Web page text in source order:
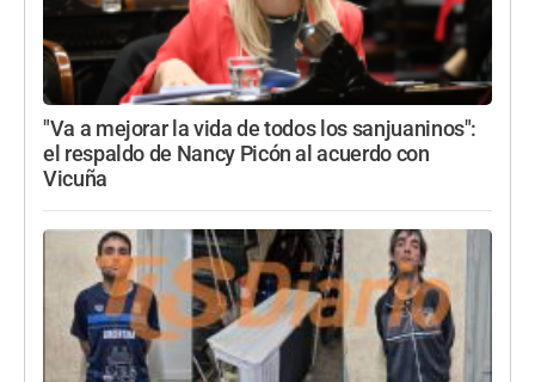
"Va a mejorar la vida de todos los sanjuaninos":
el respaldo de Nancy Picón al acuerdo con
Vicuña